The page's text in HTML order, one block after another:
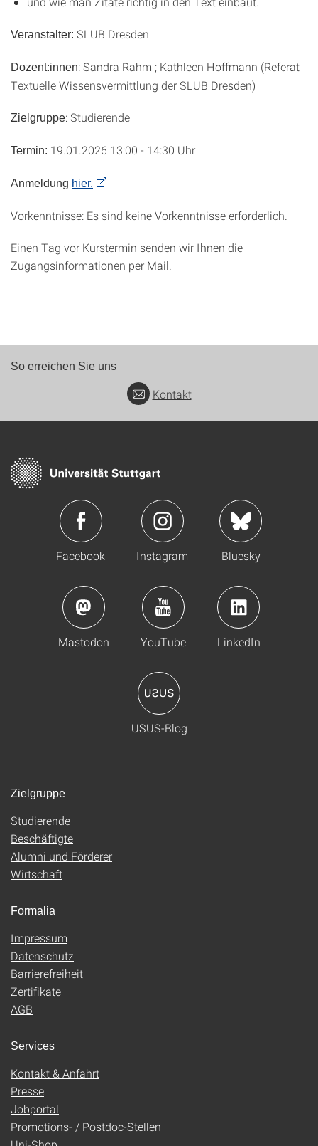
Veranstalter: SLUB Dresden
Dozent:innen: Sandra Rahm ; Kathleen Hoffmann (Referat
Textuelle Wissensvermittlung der SLUB Dresden)
Zielgruppe: Studierende
Termin: 19.01.2026 13:00 - 14:30 Uhr
Anmeldung hier.
Vorkenntnisse: Es sind keine Vorkenntnisse erforderlich.
Einen Tag vor Kurstermin senden wir Ihnen die
Zugangsinformationen per Mail.
So erreichen Sie uns
Kontakt
Facebook Instagram Bluesky
Mastodon YouTube LinkedIn
USUS-Blog
Zielgruppe
Studierende
Beschäftigte
Alumni und Förderer
Wirtschaft
Formalia
Impressum
Datenschutz
Barrierefreiheit
Zertifikate
AGB
Services
Kontakt & Anfahrt
Presse
Jobportal
Promotions- / Postdoc-Stellen